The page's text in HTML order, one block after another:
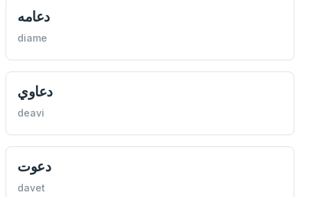
دعامه
diame
دعاوي
deavi
دعوت
davet